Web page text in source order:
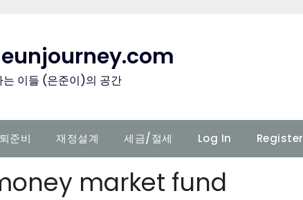
eunjourney.com
는 이들 (은준이)의 공간
준비 재정설계 세금/절세 Log In Register
market fund